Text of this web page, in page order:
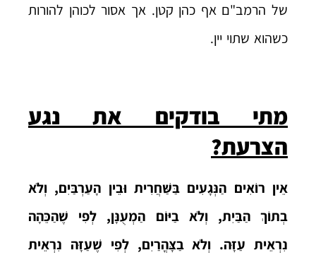
של הרמב"ם אף כהן קטן. אך אסור לכוהן להורות
כשהוא שתוי יין.
מתי בודקים את נגע
הצרעת?
אֵין רוֹאִים הַנְּגָעִים בַּשַּׁחֲרִית וּבֵין הָעַרְבַּיִם, וְלֹא
בְתוֹךְ הַבַּיִת, וְלֹא בַיּוֹם הַמְעֻנָּן, לְפִי שֶׁהַכֵּהָה
נִרְאֵית עַזָּה. וְלֹא בַצָּהֳרַיִם, לְפִי שֶׁעַזָּה נִרְאֵית